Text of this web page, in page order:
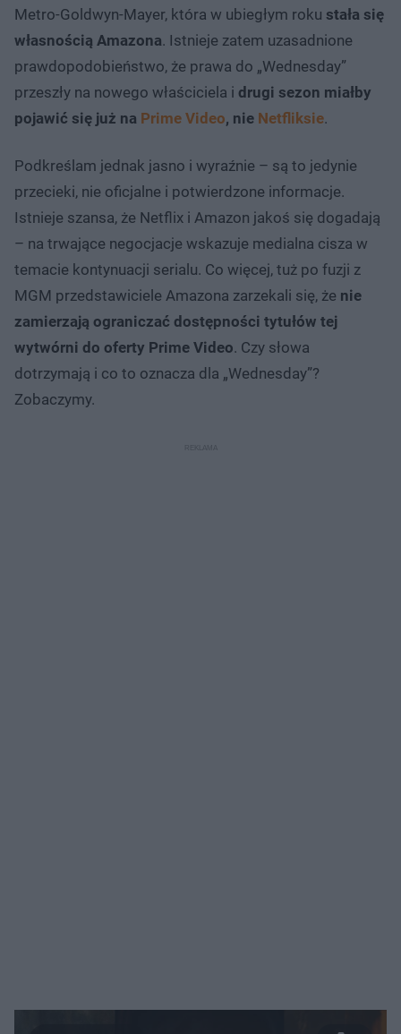
Metro-Goldwyn-Mayer, która w ubiegłym roku stała się
własnością Amazona. Istnieje zatem uzasadnione
prawdopodobieństwo, że prawa do „Wednesday”
przeszły na nowego właściciela i drugi sezon miałby
pojawić się już na Prime Video, nie Netfliksie.
Podkreślam jednak jasno i wyraźnie – są to jedynie
przecieki, nie oficjalne i potwierdzone informacje.
Istnieje szansa, że Netflix i Amazon jakoś się dogadają
– na trwające negocjacje wskazuje medialna cisza w
temacie kontynuacji serialu. Co więcej, tuż po fuzji z
MGM przedstawiciele Amazona zarzekali się, że nie
zamierzają ograniczać dostępności tytułów tej
wytwórni do oferty Prime Video. Czy słowa
dotrzymają i co to oznacza dla „Wednesday”?
Zobaczymy.